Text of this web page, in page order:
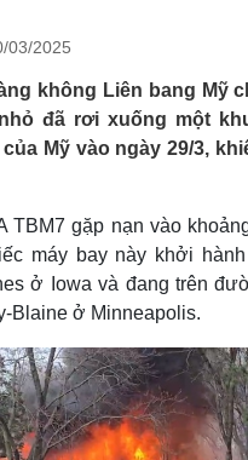
Việc làm
Biển đảo
03/2025
không Liên bang Mỹ
đã rơi xuống một
Mỹ vào ngày 29/3,
TBM7 gặp nạn vào
máy bay này khởi
ở Iowa và đang trên
Blaine ở Minneapolis.